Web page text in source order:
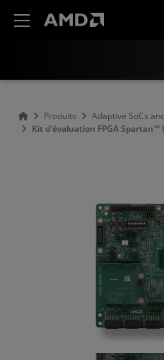
Produits Adaptive SoCs
Kit d'évaluation FPGA Spartan™